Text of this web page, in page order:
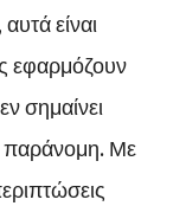
είναι
εφαρμόζουν
σημαίνει
παράνομη. Με